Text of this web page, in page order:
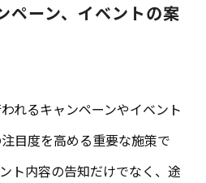
ペーン、イベントの案
れるキャンペーンやイベント
目度を高める重要な施策で
ト内容の告知だけでなく、途